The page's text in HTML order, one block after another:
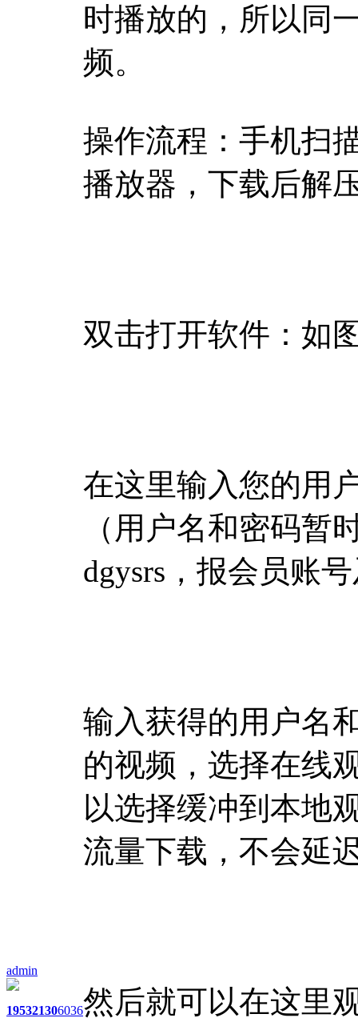
admin
195321306036
时播放的，所以同
频。
操作流程： 手机扫
播放器，下载后解
双击打开软件： 如
在这里输入您的用
（用户名和密码暂
dgysrs，报会员账
输入获得的用户名
的视频，选择在线
以选择缓冲到本地
流量下载，不会延
然后就可以在这里